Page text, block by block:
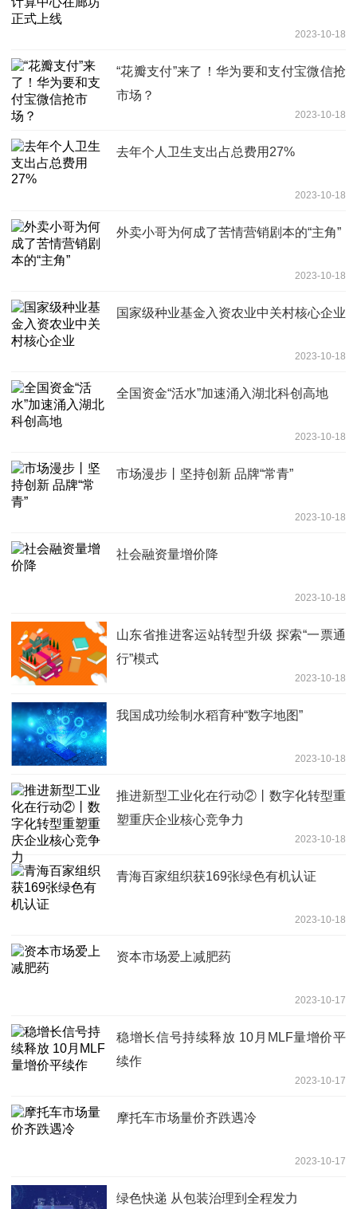
2023-10-18
“花瓣支付”来了！华为要和支付宝微信抢
市场？
2023-10-18
去年个人卫生支出占总费用27%
2023-10-18
外卖小哥为何成了苦情营销剧本的“主角”
2023-10-18
国家级种业基金入资农业中关村核心企业
2023-10-18
全国资金“活水”加速涌入湖北科创高地
2023-10-18
市场漫步丨坚持创新 品牌“常青”
2023-10-18
社会融资量增价降
2023-10-18
山东省推进客运站转型升级 探索“一票通
行”模式
2023-10-18
我国成功绘制水稻育种“数字地图”
2023-10-18
推进新型工业化在行动②丨数字化转型重
塑重庆企业核心竞争力
2023-10-18
青海百家组织获169张绿色有机认证
2023-10-18
资本市场爱上减肥药
2023-10-17
稳增长信号持续释放 10月MLF量增价平
续作
2023-10-17
摩托车市场量价齐跌遇冷
2023-10-17
绿色快递 从包装治理到全程发力